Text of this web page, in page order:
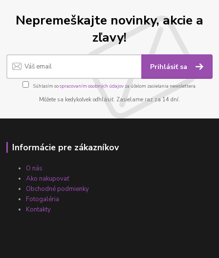
Nepremeškajte novinky, akcie a
zľavy!
Prihlásiť sa
Súhlasím sospracovaním osobných údajov za účelom zasielania newslettera.
Môžete sa kedykoľvek odhlásiť. Zasielame raz za 14 dní.
Informácie pre zákazníkov
O nás
Ako nakupovať
Obchodné podmienky
Fotogaléria
Kontakty